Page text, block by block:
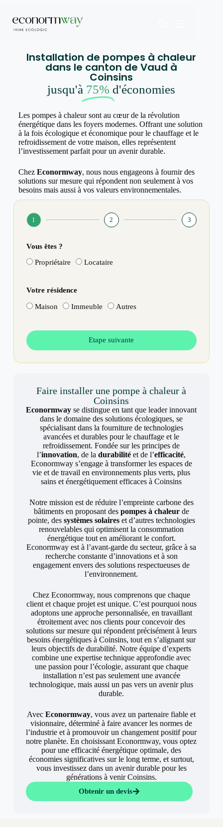
Installation de pompes à chaleur
dans le canton de Vaud à
Coinsins
jusqu'à 75% d'économies
Les pompes à chaleur sont au cœur de la révolution
énergétique dans les foyers modernes. Offrant une solution
à la fois écologique et économique pour le chauffage et le
refroidissement de votre maison, elles représentent
l’investissement parfait pour un avenir durable.
Chez Econormway, nous nous engageons à fournir des
solutions sur mesure qui répondent non seulement à vos
besoins mais aussi à vos valeurs environnementales.
1 2 3
Vous êtes ?
Propriétaire Locataire
Votre résidence
Maison Immeuble Autres
Etape suivante
Faire installer une pompe à chaleur à
Coinsins
Econormway se distingue en tant que leader innovant
dans le domaine des solutions écologiques, se
spécialisant dans la fourniture de technologies
avancées et durables pour le chauffage et le
refroidissement. Fondée sur les principes de
l’innovation, de ladurabilité et de l’efficacité,
Econormway s’engage à transformer les espaces de
vie et de travail en environnements plus verts, plus
sains et énergétiquement efficaces à Coinsins
Notre mission est de réduire l’empreinte carbone des
bâtiments en proposant des pompes à chaleurde
pointe, des systèmes solaireset d’autres technologies
renouvelables qui optimisent la consommation
énergétique tout en améliorant le confort.
Econormway est à l’avant-garde du secteur, grâce à sa
recherche constante d’innovations et à son
engagement envers des solutions respectueuses de
l’environnement.
Chez Econormway, nous comprenons que chaque
client et chaque projet est unique. C’est pourquoi nous
adoptons une approche personnalisée, en travaillant
étroitement avec nos clients pour concevoir des
solutions sur mesure qui répondent précisément à leurs
besoins énergétiques à Coinsins, tout en s’alignant sur
leurs objectifs de durabilité. Notre équipe d’experts
combine une expertise technique approfondie avec
une passion pour l’écologie, assurant que chaque
installation n’est pas seulement une avancée
technologique, mais aussi un pas vers un avenir plus
durable.
AvecEconormway, vous avez un partenaire fiable et
visionnaire, déterminé à faire avancer les normes de
l’industrie et à promouvoir un changement positif pour
notre planète. En choisissant Econormway, vous optez
pour une efficacité énergétique optimale, des
économies significatives sur le long terme, et surtout,
vous investissez dans un avenir durable pour les
générations à venir Coinsins.
Obtenir un devis